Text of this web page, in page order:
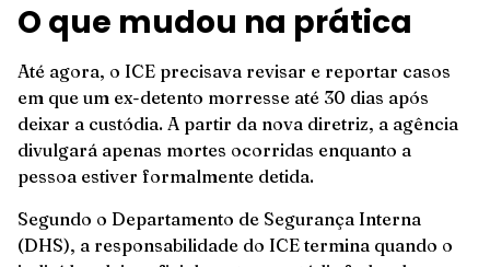
O que mudou na prática
Até agora, o ICE precisava revisar e reportar casos
em que um ex-detento morresse até 30 dias após
deixar a custódia. A partir da nova diretriz, a agência
divulgará apenas mortes ocorridas enquanto a
pessoa estiver formalmente detida.
Segundo o Departamento de Segurança Interna
(DHS), a responsabilidade do ICE termina quando o